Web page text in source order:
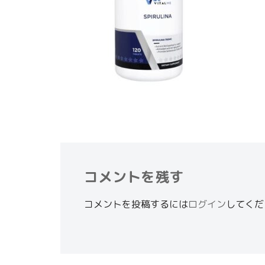
コメントを残す
コメントを投稿するにはログインしてく